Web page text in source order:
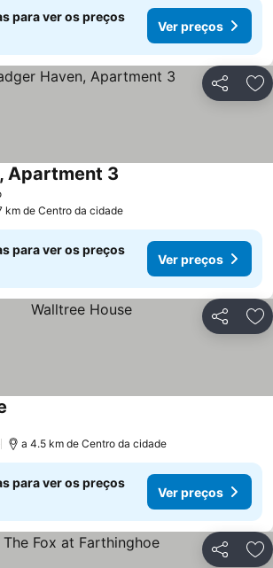
para ver os preços
Ver preços
Partilhar
Apartment 3
km de Centro da cidade
para ver os preços
Ver preços
Partilhar
a 4.5 km de Centro da cidade
para ver os preços
Ver preços
Partilhar